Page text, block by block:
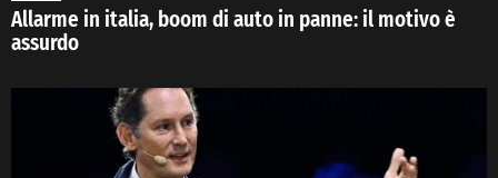
Allarme in italia, boom di auto in panne: il motivo è
assurdo